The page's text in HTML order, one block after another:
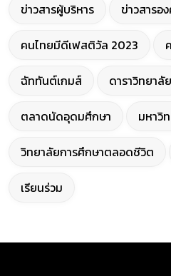
ข่าวสารผู้บริหาร ข่าวสารอ
คนไทยมีดีเฟสติวัล 2023
ฉัททันต์เกมส์ ดาราวิทยาลัย
ตลาดนัดอุดมศึกษา มหาวิ
วิทยาลัยการศึกษาตลอดชีวิต
เรียนร่วม